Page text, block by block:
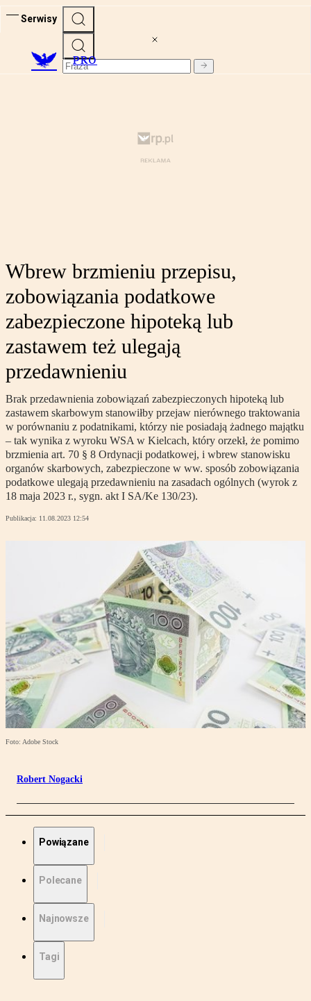
Serwisy
PRO
Wbrew brzmieniu przepisu,
zobowiązania podatkowe
zabezpieczone hipoteką lub
zastawem też ulegają
przedawnieniu
Brak przedawnienia zobowiązań zabezpieczonych hipoteką lub
zastawem skarbowym stanowiłby przejaw nierównego traktowania
w porównaniu z podatnikami, którzy nie posiadają żadnego majątku
– tak wynika z wyroku WSA w Kielcach, który orzekł, że pomimo
brzmienia art. 70 § 8 Ordynacji podatkowej, i wbrew stanowisku
organów skarbowych, zabezpieczone w ww. sposób zobowiązania
podatkowe ulegają przedawnieniu na zasadach ogólnych (wyrok z
18 maja 2023 r., sygn. akt I SA/Ke 130/23).
Publikacja: 11.08.2023 12:54
Foto: Adobe Stock
Robert Nogacki
Powiązane
Polecane
Najnowsze
Tagi